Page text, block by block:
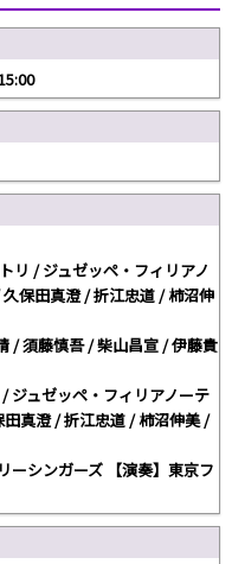
リ / ジュゼッペ・フィリアノ
保田真澄 / 折江忠道 / 柿沼伸
/ 須藤慎吾 / 柴山昌宣 / 伊藤貴
ジュゼッペ・フィリアノーテ
真澄 / 折江忠道 / 柿沼伸美 /
ーシンガーズ 【演奏】東京フ